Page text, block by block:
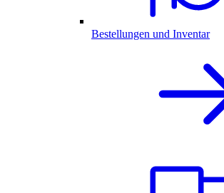
Bestellungen und Inventar